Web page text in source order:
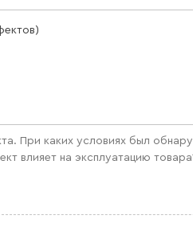
При каких условиях был
влияет на эксплуатацию